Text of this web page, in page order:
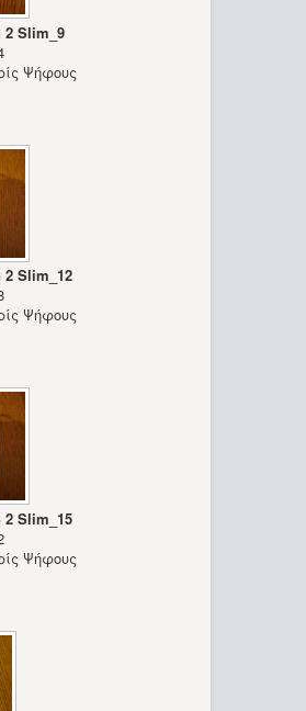
2 Slim_9
Ψήφους
Slim_12
Ψήφους
Slim_15
Ψήφους